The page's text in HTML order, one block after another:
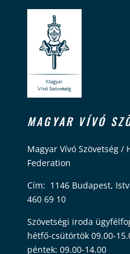
MAGYAR VÍVÓ
Magyar Vívó Szövetség /
Federation
Cím: 1146 Budapest,
460 69 10
Szövetségi iroda
hétfő-csütörtök 09.00-
péntek: 09.00-14.00